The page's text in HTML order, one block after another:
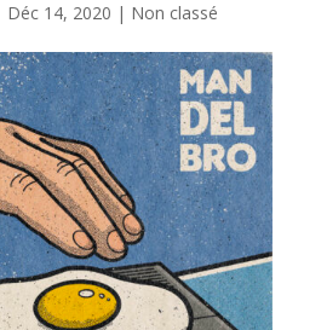
Déc 14, 2020 | Non classé